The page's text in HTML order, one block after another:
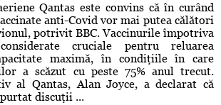
Qantas este convins că în curând
anti-Covid vor mai putea călători
potrivit BBC. Vaccinurile împotriva
cruciale pentru reluarea
maximă, în condiţiile în care
a scăzut cu peste 75% anul trecut.
al Qantas, Alan Joyce, a declarat că
discuţii ...